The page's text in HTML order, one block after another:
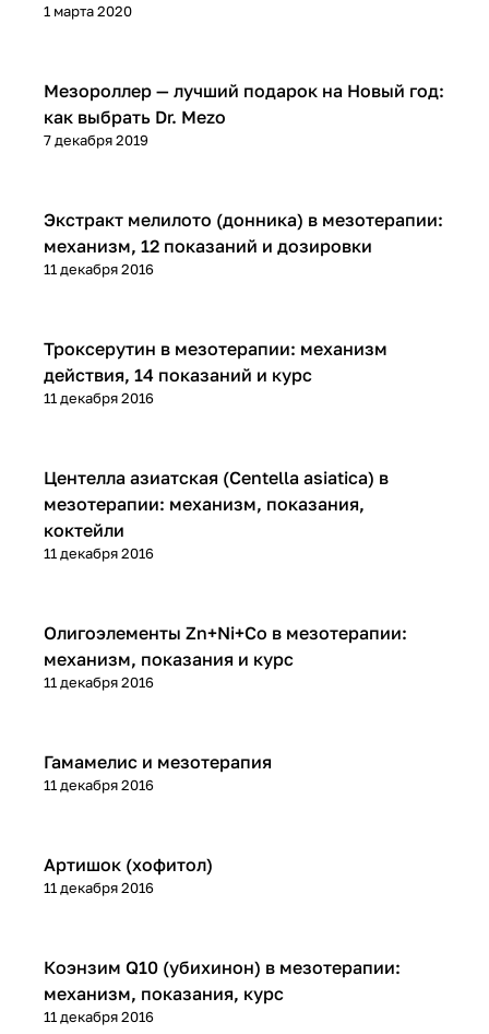
1 марта 2020
Микроигольчатая терапия (мезороллер)
7 декабря 2019
Мезороллер — лучший подарок на Новый год:
как выбрать Dr. Mezo
Микроигольчатая терапия (мезороллер)
11 декабря 2016
Экстракт мелилото (донника) в мезотерапии:
механизм, 12 показаний и дозировки
Микроигольчатая терапия (мезороллер)
11 декабря 2016
Троксерутин в мезотерапии: механизм
действия, 14 показаний и курс
Микроигольчатая терапия (мезороллер)
11 декабря 2016
Центелла азиатская (Centella asiatica) в
мезотерапии: механизм, показания,
коктейли
Микроигольчатая терапия (мезороллер)
11 декабря 2016
Олигоэлементы Zn+Ni+Co в мезотерапии:
механизм, показания и курс
Микроигольчатая терапия (мезороллер)
11 декабря 2016
Гамамелис и мезотерапия
Микроигольчатая терапия (мезороллер)
11 декабря 2016
Артишок (хофитол)
Микроигольчатая терапия (мезороллер)
11 декабря 2016
Коэнзим Q10 (убихинон) в мезотерапии:
механизм, показания, курс